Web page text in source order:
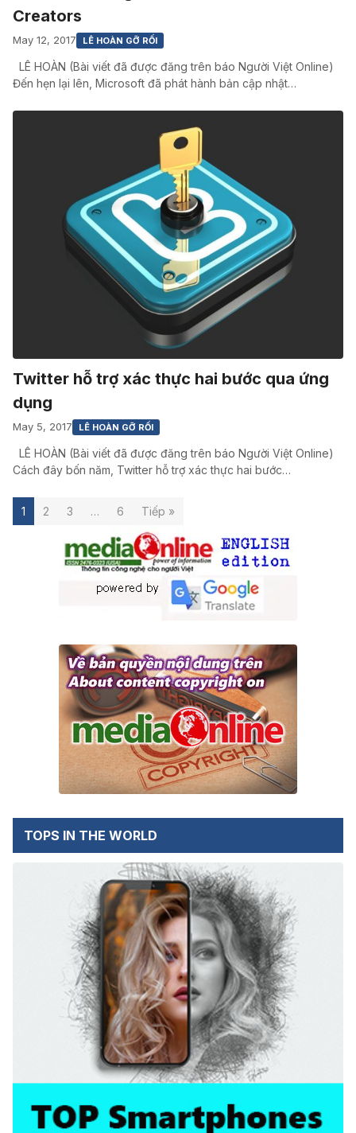
Creators
May 12, 2017 LÊ HOÀN GỠ RỐI
LÊ HOÀN (Bài viết đã được đăng trên báo Người Việt Online)
Đến hẹn lại lên, Microsoft đã phát hành bản cập nhật…
Twitter hỗ trợ xác thực hai bước qua ứng
dụng
May 5, 2017 LÊ HOÀN GỠ RỐI
LÊ HOÀN (Bài viết đã được đăng trên báo Người Việt Online)
Cách đây bốn năm, Twitter hỗ trợ xác thực hai bước…
1 2 3 … 6 Tiếp »
TOPS IN THE WORLD